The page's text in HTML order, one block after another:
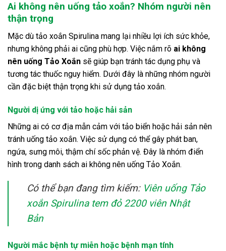
Ai không nên uống tảo xoắn? Nhóm người nên
thận trọng
Mặc dù tảo xoắn Spirulina mang lại nhiều lợi ích sức khỏe,
nhưng không phải ai cũng phù hợp. Việc nắm rõ ai không
nên uống Tảo Xoắn sẽ giúp bạn tránh tác dụng phụ và
tương tác thuốc nguy hiểm. Dưới đây là những nhóm người
cần đặc biệt thận trọng khi sử dụng tảo xoắn.
Người dị ứng với tảo hoặc hải sản
Những ai có cơ địa mẫn cảm với tảo biển hoặc hải sản nên
tránh uống tảo xoắn. Việc sử dụng có thể gây phát ban,
ngứa, sưng môi, thậm chí sốc phản vệ. Đây là nhóm điển
hình trong danh sách ai không nên uống Tảo Xoắn.
Có thể bạn đang tìm kiếm: Viên uống Tảo
xoắn Spirulina tem đỏ 2200 viên Nhật
Bản
Người mắc bệnh tự miễn hoặc bệnh mạn tính